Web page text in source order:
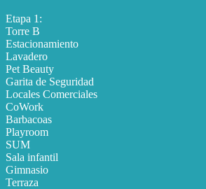
Etapa 1:
Torre B
Estacionamiento
Lavadero
Pet Beauty
Garita de Seguridad
Locales Comerciales
CoWork
Barbacoas
Playroom
SUM
Sala infantil
Gimnasio
Terraza